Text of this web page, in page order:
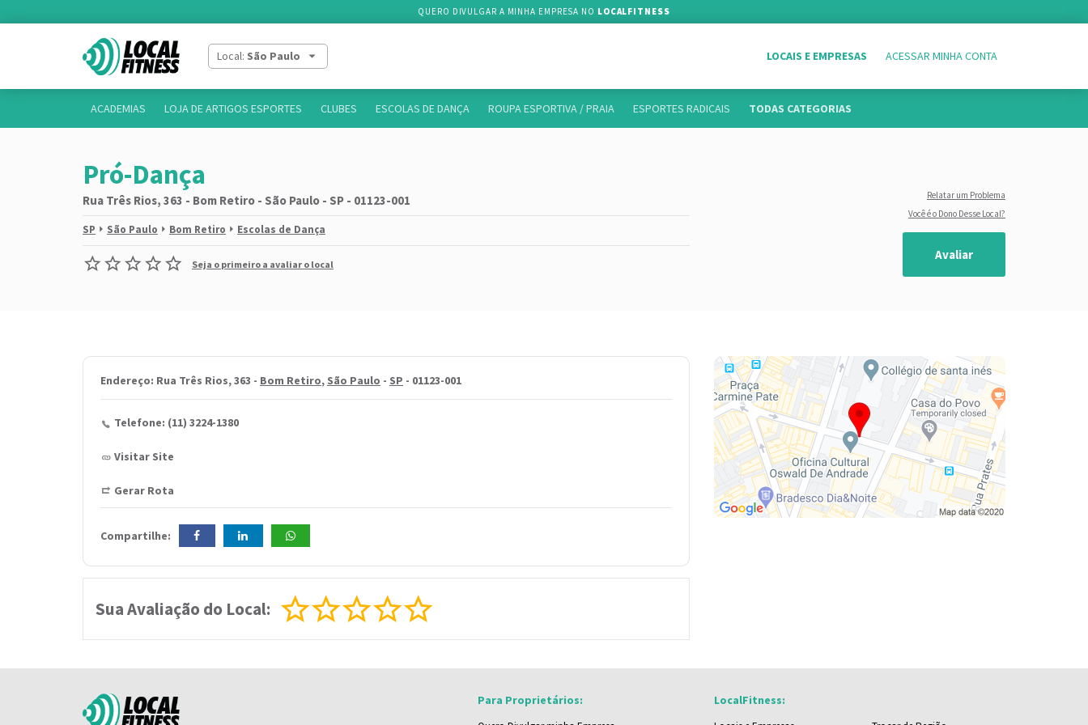
QUERO DIVULGAR A MINHA EMPRESA NO LOCALFITNESS
Local: São Paulo LOCAIS E EMPRESAS ACESSAR MINHA CONTA
ACADEMIAS LOJA DE ARTIGOS ESPORTES CLUBES ESCOLAS DE DANÇA ROUPA ESPORTIVA / PRAIA ESPORTES RADICAIS TODAS CATEGORIAS
Pró-Dança
Rua Três Rios, 363 - Bom Retiro - São Paulo - SP - 01123-001
SP São Paulo Bom Retiro Escolas de Dança
Seja o primeiro a avaliar o local
Relatar um Problema
Você é o Dono Desse Local?
Avaliar
Endereço: Rua Três Rios, 363 - Bom Retiro, São Paulo - SP - 01123-001
Telefone: (11) 3224-1380
Visitar Site
Gerar Rota
Compartilhe:
Sua Avaliação do Local:
Para Proprietários: LocalFitness: